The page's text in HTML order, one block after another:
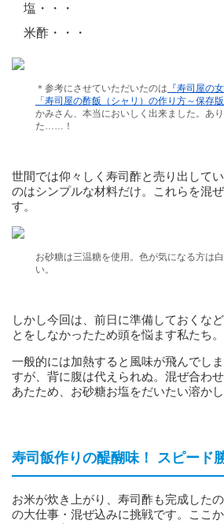
塩・・・
米酢・・・
＊参考にさせていただいたのは 『寿司屋の
「寿司屋の酢飯（シャリ）の作り方～保存版
かみさん、本当においしく出来ました。あ
た……！
世間では仰々しく寿司酢と売り出して
のはシンプルな材料だけ。これらを混
す。
お砂糖は三温糖を使用。色が気になる方は
い。
しかし今回は、前日に準備しておくな
とをしなかったため頭を悩ます私たち。
一般的には加熱すると風味が飛んでし
すが、背に腹は代えられぬ。混ぜ合わ
あたため、お砂糖お塩をだいたい溶かし
寿司飯作りの醍醐味！ スピード
お米が炊き上がり、寿司酢も完成した
の大仕事・混ぜ込みに挑戦です。ここ